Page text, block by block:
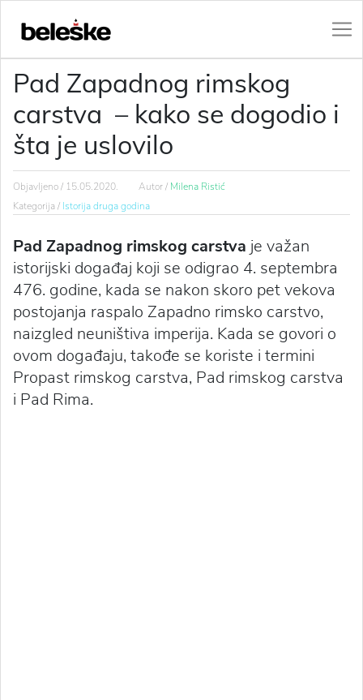
Pad Zapadnog rimskog
carstva – kako se dogodio i
šta je uslovilo
Objavljeno / 15.05.2020. Autor / Milena Ristić
Kategorija / Istorija druga godina
Pad Zapadnog rimskog carstva je važan
istorijski događaj koji se odigrao 4. septembra
476. godine, kada se nakon skoro pet vekova
postojanja raspalo Zapadno rimsko carstvo,
naizgled neuništiva imperija. Kada se govori o
ovom događaju, takođe se koriste i termini
Propast rimskog carstva, Pad rimskog carstva
i Pad Rima.